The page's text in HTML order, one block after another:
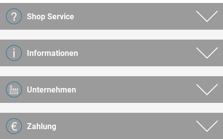
Shop Service
Informationen
Unternehmen
Zahlung